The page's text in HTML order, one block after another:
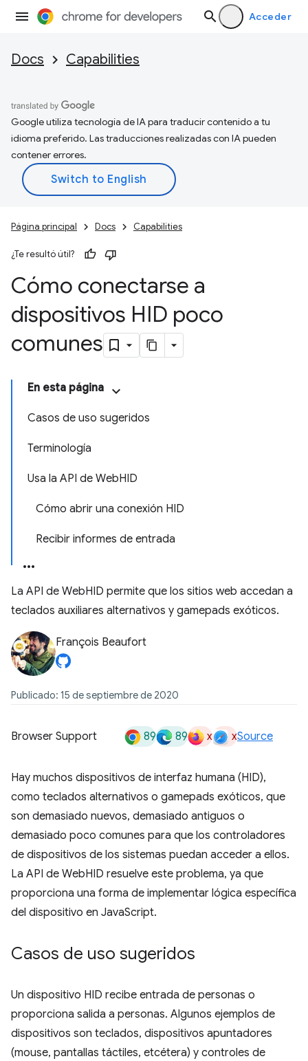
Acceder
Docs Capabilities
Google utiliza tecnología de IA para traducir contenido a tu
idioma preferido. Las traducciones realizadas con IA pueden
contener errores.
Página principal Docs Capabilities
¿Te resultó útil?
Cómo conectarse a
dispositivos HID poco
comunes
En esta página
Casos de uso sugeridos
Terminología
Usa la API de WebHID
Cómo abrir una conexión HID
Recibir informes de entrada
La API de WebHID permite que los sitios web accedan a
teclados auxiliares alternativos y gamepads exóticos.
François Beaufort
Publicado: 15 de septiembre de 2020
Browser Support 89 89 x xSource
Hay muchos dispositivos de interfaz humana (HID),
como teclados alternativos o gamepads exóticos, que
son demasiado nuevos, demasiado antiguos o
demasiado poco comunes para que los controladores
de dispositivos de los sistemas puedan acceder a ellos.
La API de WebHID resuelve este problema, ya que
proporciona una forma de implementar lógica específica
del dispositivo en JavaScript.
Casos de uso sugeridos
Un dispositivo HID recibe entrada de personas o
proporciona salida a personas. Algunos ejemplos de
dispositivos son teclados, dispositivos apuntadores
(mouse, pantallas táctiles, etcétera) y controles de